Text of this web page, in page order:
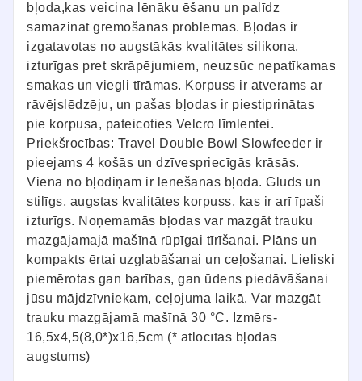
bļoda,kas veicina lēnāku ēšanu un palīdz
samazināt gremošanas problēmas. Bļodas ir
izgatavotas no augstākās kvalitātes silikona,
izturīgas pret skrāpējumiem, neuzsūc nepatīkamas
smakas un viegli tīrāmas. Korpuss ir atverams ar
rāvējslēdzēju, un pašas bļodas ir piestiprinātas
pie korpusa, pateicoties Velcro līmlentei.
Priekšrocības: Travel Double Bowl Slowfeeder ir
pieejams 4 košās un dzīvespriecīgās krāsās.
Viena no bļodiņām ir lēnēšanas bļoda. Gluds un
stilīgs, augstas kvalitātes korpuss, kas ir arī īpaši
izturīgs. Noņemamās bļodas var mazgāt trauku
mazgājamajā mašīnā rūpīgai tīrīšanai. Plāns un
kompakts ērtai uzglabāšanai un ceļošanai. Lieliski
piemērotas gan barības, gan ūdens piedāvāšanai
jūsu mājdzīvniekam, ceļojuma laikā. Var mazgāt
trauku mazgājamā mašīnā 30 °C. Izmērs-
16,5x4,5(8,0*)x16,5cm (* atlocītas bļodas
augstums)